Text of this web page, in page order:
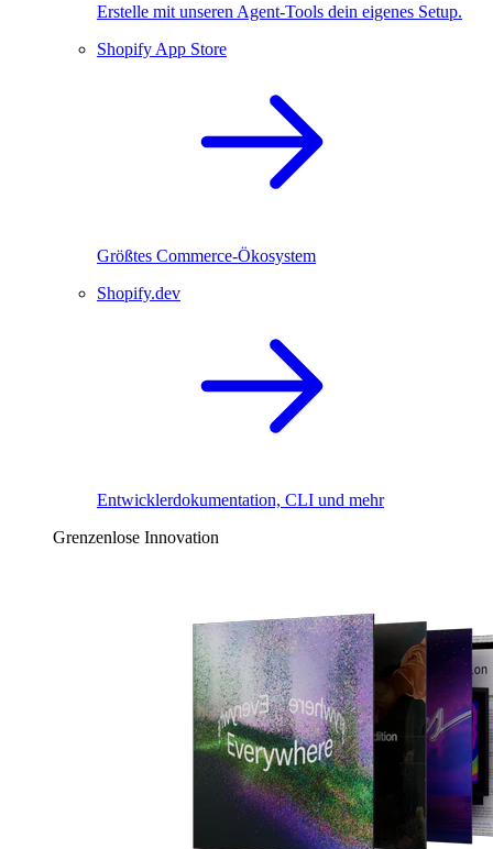
Erstelle mit unseren Agent-Tools dein eigenes Setup.
Shopify App Store
Größtes Commerce-Ökosystem
Shopify.dev
Entwicklerdokumentation, CLI und mehr
Grenzenlose Innovation